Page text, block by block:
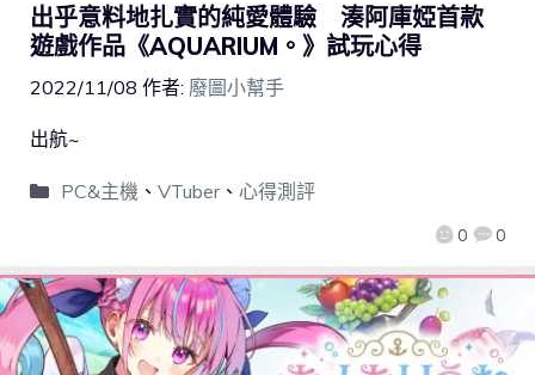
出乎意料地扎實的純愛體驗 湊阿庫婭首款
遊戲作品《AQUARIUM。》試玩心得
2022/11/08 作者: 廢圖小幫手
0 0
出航~
PC&主機 、 VTuber、 心得測評